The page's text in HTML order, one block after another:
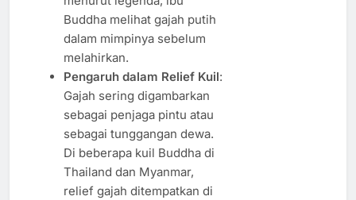
Buddha melihat gajah putih
dalam mimpinya sebelum
melahirkan.
Pengaruh dalam Relief Kuil:
Gajah sering digambarkan
sebagai penjaga pintu atau
sebagai tunggangan dewa.
Di beberapa kuil Buddha di
Thailand dan Myanmar,
relief gajah ditempatkan di